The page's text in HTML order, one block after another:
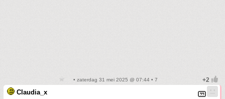
• zaterdag 31 mei 2025 @ 07:44 • 7
Claudia_x